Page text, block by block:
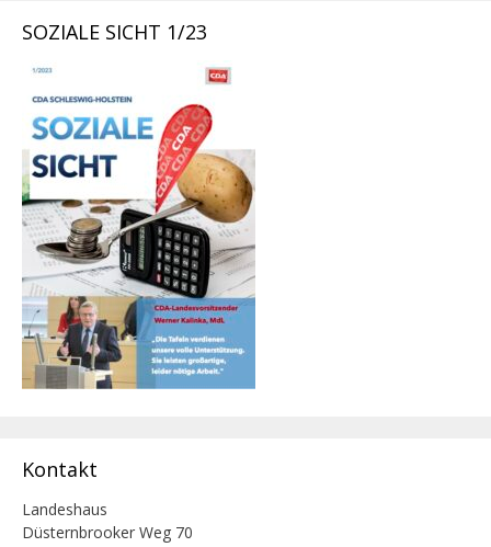
SOZIALE SICHT 1/23
Kontakt
Landeshaus
Düsternbrooker Weg 70